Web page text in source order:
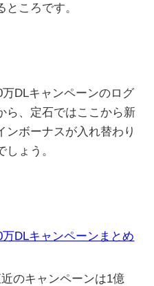
ころです。
DLキャンペーンのログ
ら、定石ではここから新
ンボーナスが入れ替わり
ょう。
DLキャンペーンまとめ
のキャンペーンは1億